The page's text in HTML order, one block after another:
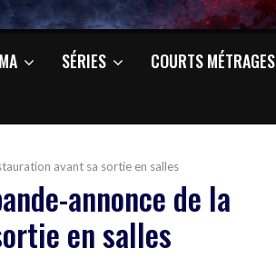
SÉRIES COURTS MÉTRAGES
avant sa sortie en salles
annonce de la
en salles